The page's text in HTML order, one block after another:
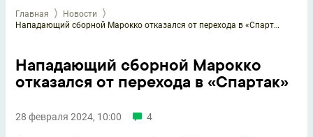
Главная
Новости
Нападающий сборной Марокко отказался от перехода в «Спартак»
Нападающий сборной Марокко
отказался от перехода в «Спартак»
28 февраля 2024, 10:00 4